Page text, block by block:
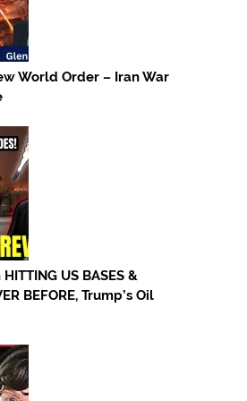
World Order – Iran War
US BASES &
BEFORE, Trump’s Oil